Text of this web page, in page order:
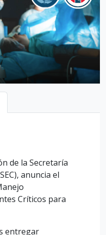
de la Secretaría
anuncia el
Críticos para
entregar